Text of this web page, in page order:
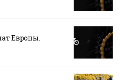
Европы.